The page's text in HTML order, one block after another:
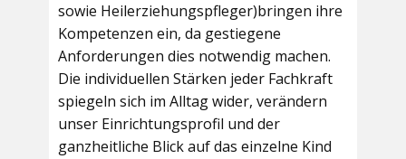
sowie Heilerziehungspfleger)bringen ihre
Kompetenzen ein, da gestiegene
Anforderungen dies notwendig machen.
Die individuellen Stärken jeder Fachkraft
spiegeln sich im Alltag wider, verändern
unser Einrichtungsprofil und der
ganzheitliche Blick auf das einzelne Kind